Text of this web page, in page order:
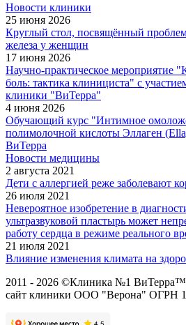
Новости клиники
25 июня 2026
Круглый стол, посвящённый
железа у женщин
17 июня 2026
Научно-практическое мероприятие
боль: тактика клинициста" с
клиники "ВиТерра"
4 июня 2026
Обучающий курс "Интимное
полимолочной кислоты Эллаген
ВиТерра
Новости медицины
2 августа 2021
Дети с аллергией реже заболевают
26 июля 2021
Невероятное изобретение в
ультразвуковой пластырь может
работу сердца в режиме реального
21 июля 2021
Влияние изменения климата на
2011 - 2026 ©Клиника №1
сайт клиники ООО "Верона" ОГРН